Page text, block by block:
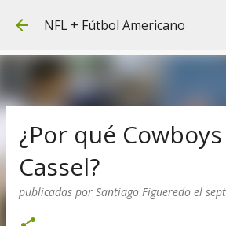
Ir al contenido
NFL + Fútbol Americano
¿Por qué
Cassel?
publicadas por Santiago Figueredo el